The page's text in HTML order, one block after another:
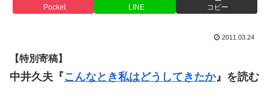
Pocket LINE コピー
2011.03.24
【特別寄稿】
中井久夫『こんなとき私はどうしてきたか』を読む